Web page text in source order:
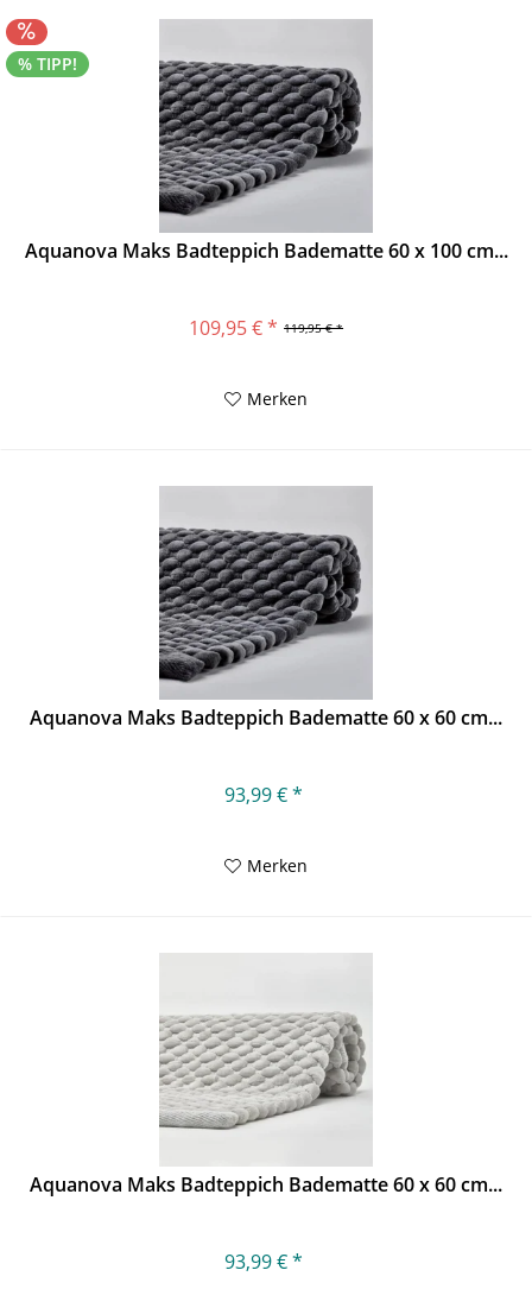
% TIPP!
Aquanova Maks Badteppich Badematte 60 x 100 cm...
119,95 € *
109,95 € *
Merken
Aquanova Maks Badteppich Badematte 60 x 60 cm...
93,99 € *
Merken
Aquanova Maks Badteppich Badematte 60 x 60 cm...
93,99 € *